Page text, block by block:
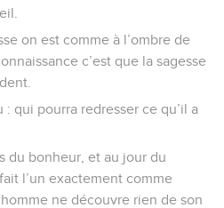
on est comme à l’ombre de
c’est que la sagesse
qui pourra redresser ce qu’il a
du bonheur, et au jour du
l’un exactement comme
ne découvre rien de son